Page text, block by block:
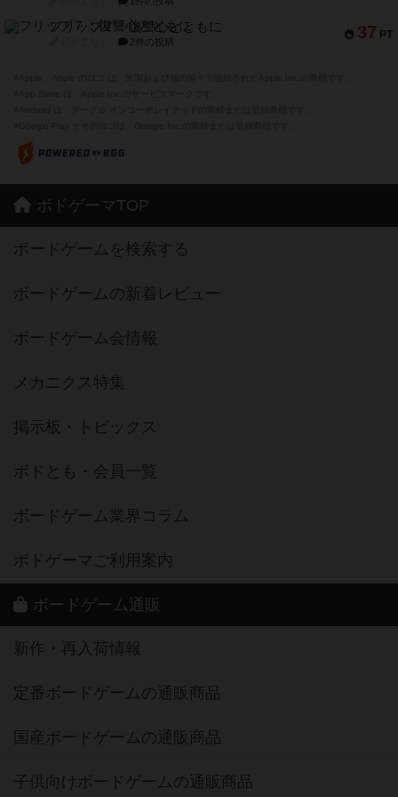
37 PT
フリップ７：復讐心とともに
2件の投稿
ボドゲーマTOP
ボードゲームを検索する
ボードゲームの新着レビュー
ボードゲーム会情報
メカニクス特集
掲示板・トピックス
ボドとも・会員一覧
ボードゲーム業界コラム
ボドゲーマご利用案内
ボードゲーム通販
新作・再入荷情報
定番ボードゲームの通販商品
国産ボードゲームの通販商品
子供向けボードゲームの通販商品